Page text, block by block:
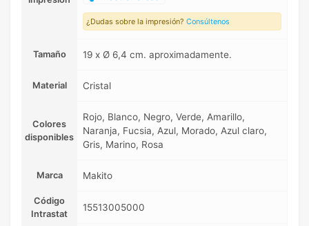
¿Dudas sobre la impresión? Consúltenos
Tamaño 19 x Ø 6,4 cm. aproximadamente.
Material Cristal
Colores
disponibles
Rojo, Blanco, Negro, Verde, Amarillo,
Naranja, Fucsia, Azul, Morado, Azul claro,
Gris, Marino, Rosa
Marca Makito
Código
Intrastat
15513005000